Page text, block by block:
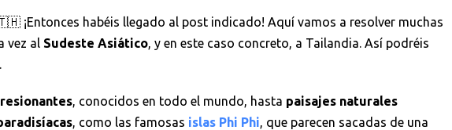
¡Entonces habéis llegado al post indicado! Aquí vamos a resolver muchas
vez al Sudeste Asiático, y en este caso concreto, a Tailandia. Así podréis
, conocidos en todo el mundo, hasta paisajes naturales
, como las famosas islas Phi Phi, que parecen sacadas de una